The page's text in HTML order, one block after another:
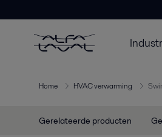
Home HVAC verwarming
Gerelateerde producten